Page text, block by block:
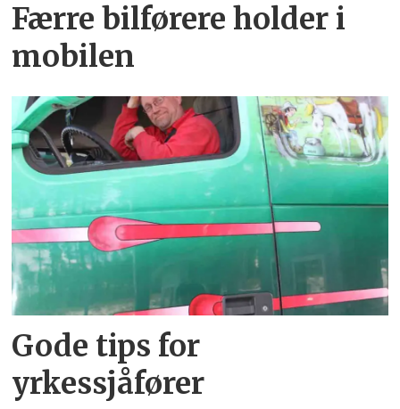
Færre bilførere holder i
mobilen
Gode tips for
yrkessjåfører